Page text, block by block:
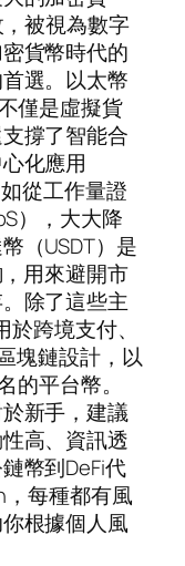
被視為數字
貨幣時代的
選。以太幣
僅是虛擬貨
撐了智能合
化應用
從工作量證
），大大降
（USDT）是
用來避開市
除了這些主
跨境支付、
塊鏈設計，以
的平台幣。
新手，建議
高、資訊透
幣到DeFi代
每種都有風
根據個人風